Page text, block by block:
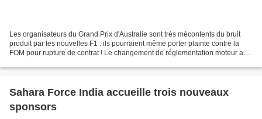
Les organisateurs du Grand Prix d'Australie sont très mécontents du bruit
produit par les nouvelles F1 : ils pourraient même porter plainte contre la
FOM pour rupture de contrat ! Le changement de réglementation moteur a
Sahara Force India accueille trois nouveaux
sponsors